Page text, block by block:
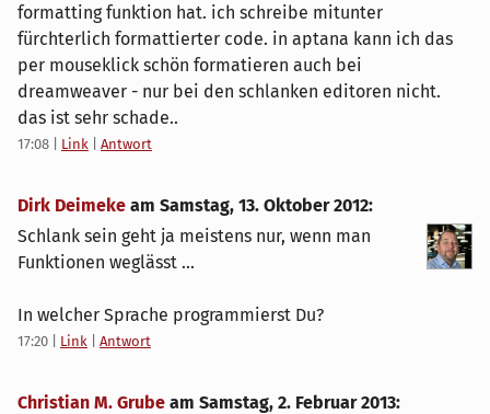
formatting funktion hat. ich schreibe mitunter
fürchterlich formattierter code. in aptana kann ich das
per mouseklick schön formatieren auch bei
dreamweaver - nur bei den schlanken editoren nicht.
das ist sehr schade..
17:08 Link Antwort
Dirk Deimeke am Samstag, 13. Oktober 2012:
Schlank sein geht ja meistens nur, wenn man
Funktionen weglässt ...
In welcher Sprache programmierst Du?
17:20 Link Antwort
Christian M. Grube am Samstag, 2. Februar 2013: